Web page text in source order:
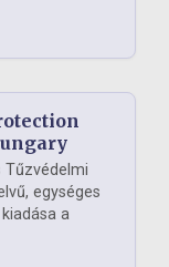
Tűzvédelmi
egységes
a